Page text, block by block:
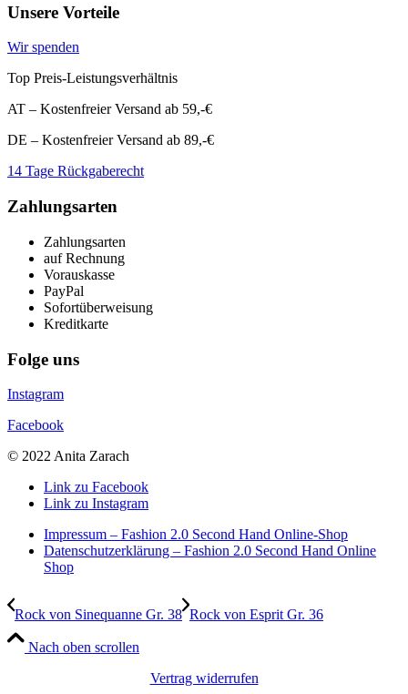
Unsere Vorteile
Wir spenden
Top Preis-Leistungsverhältnis
AT – Kostenfreier Versand ab 59,-€
DE – Kostenfreier Versand ab 89,-€
14 Tage Rückgaberecht
Zahlungsarten
Zahlungsarten
auf Rechnung
Vorauskasse
PayPal
Sofortüberweisung
Kreditkarte
Folge uns
Instagram
Facebook
© 2022 Anita Zarach
Link zu Facebook
Link zu Instagram
Impressum – Fashion 2.0 Second Hand Online-Shop
Datenschutzerklärung – Fashion 2.0 Second Hand Online
Shop
Rock von Sinequanne Gr. 38 Rock von Esprit Gr. 36
Nach oben scrollen
Vertrag widerrufen